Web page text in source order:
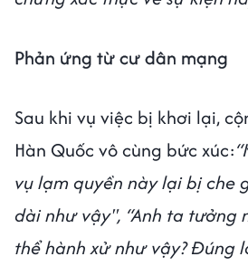
Phản ứng từ cư dân mạng
Sau khi vụ việc bị khơi lại,
Hàn Quốc vô cùng bức xúc:
vụ lạm quyền này lại bị che
dài như vậy", “Anh ta tưởng
thể hành xử như vậy? Đúng